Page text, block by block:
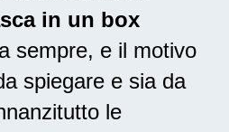
in un box
sempre, e il motivo
spiegare e sia da
le